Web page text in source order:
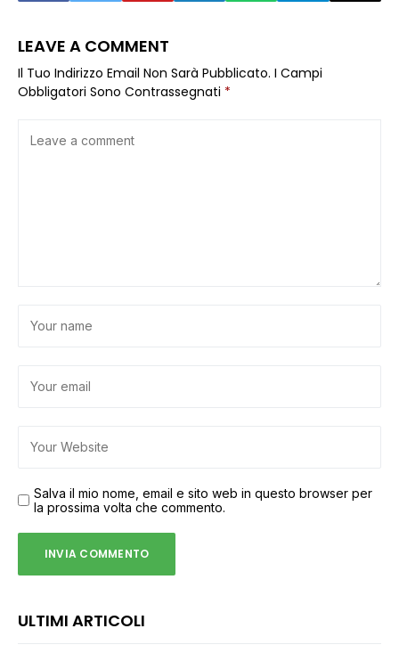
LEAVE A COMMENT
Il Tuo Indirizzo Email Non Sarà Pubblicato. I Campi
Obbligatori Sono Contrassegnati *
Salva il mio nome, email e sito web in questo browser per
la prossima volta che commento.
ULTIMI ARTICOLI